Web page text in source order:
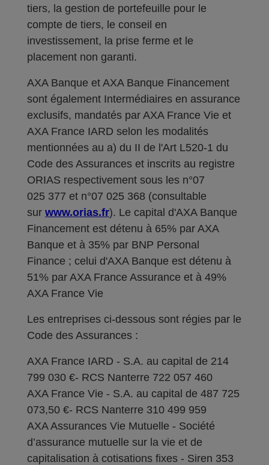
tiers, la gestion de portefeuille pour le
compte de tiers, le conseil en
investissement, la prise ferme et le
placement non garanti.
AXA Banque et AXA Banque Financement
sont également Intermédiaires en assurance
exclusifs, mandatés par AXA France Vie et
AXA France IARD selon les modalités
mentionnées au a) du II de l'Art L520-1 du
Code des Assurances et inscrits au registre
ORIAS respectivement sous les n°07
025 377 et n°07 025 368 (consultable
sur www.orias.fr). Le capital d'AXA Banque
Financement est détenu à 65% par AXA
Banque et à 35% par BNP Personal
Finance ; celui d'AXA Banque est détenu à
51% par AXA France Assurance et à 49%
AXA France Vie
Les entreprises ci-dessous sont régies par le
Code des Assurances :
AXA France IARD - S.A. au capital de 214
799 030 €- RCS Nanterre 722 057 460
AXA France Vie - S.A. au capital de 487 725
073,50 €- RCS Nanterre 310 499 959
AXA Assurances Vie Mutuelle - Société
d’assurance mutuelle sur la vie et de
capitalisation à cotisations fixes - Siren 353